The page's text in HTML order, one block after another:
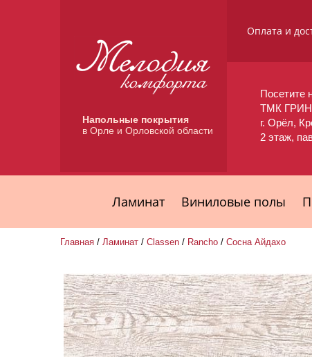
Напольные покрытия
в Орле и Орловской области
Оплата и
Посетите
ТМК
г. Орёл,
2 этаж,
Ламинат Виниловые полы
Главная / Ламинат / Classen / Rancho / Сосна Айдахо